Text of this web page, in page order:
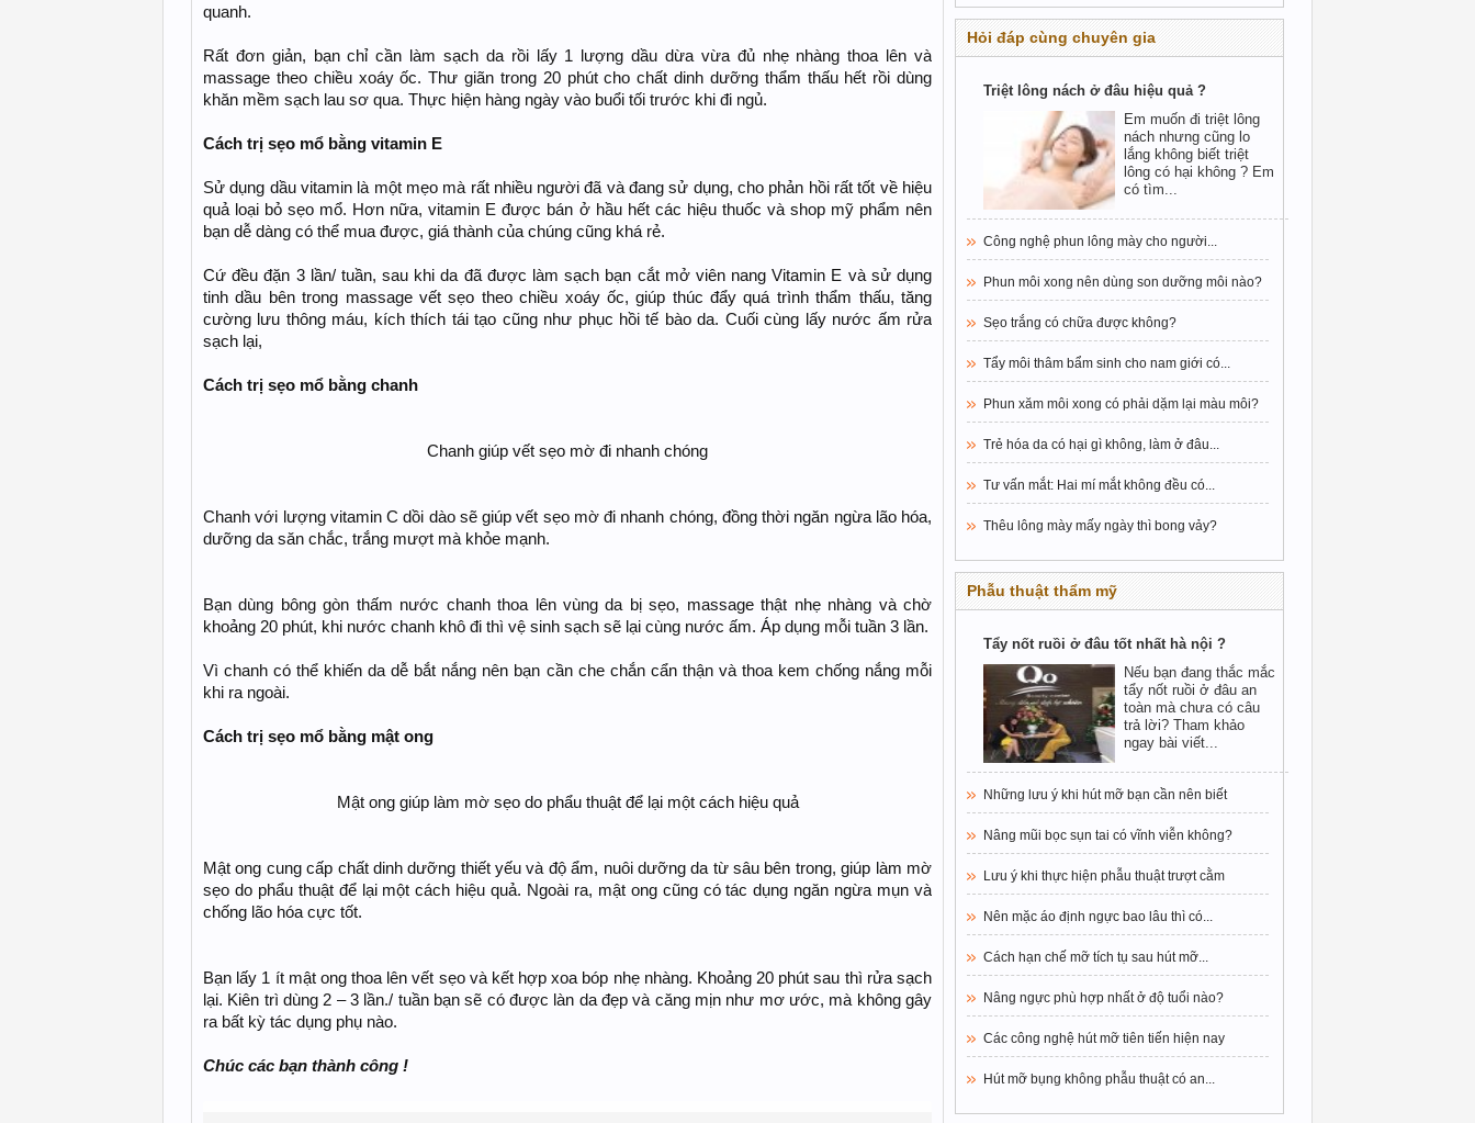
quanh.
Rất đơn giản, bạn chỉ cần làm sạch da rồi lấy 1 lượng dầu dừa vừa đủ nhẹ nhàng thoa lên và
massage theo chiều xoáy ốc. Thư giãn trong 20 phút cho chất dinh dưỡng thẩm thấu hết rồi dùng
khăn mềm sạch lau sơ qua. Thực hiện hàng ngày vào buổi tối trước khi đi ngủ.
Cách trị sẹo mổ bằng vitamin E
Sử dụng dầu vitamin là một mẹo mà rất nhiều người đã và đang sử dụng, cho phản hồi rất tốt về hiệu
quả loại bỏ sẹo mổ. Hơn nữa, vitamin E được bán ở hầu hết các hiệu thuốc và shop mỹ phẩm nên
bạn dễ dàng có thể mua được, giá thành của chúng cũng khá rẻ.
Cứ đều đặn 3 lần/ tuần, sau khi da đã được làm sạch bạn cắt mở viên nang Vitamin E và sử dụng
tinh dầu bên trong massage vết sẹo theo chiều xoáy ốc, giúp thúc đẩy quá trình thẩm thấu, tăng
cường lưu thông máu, kích thích tái tạo cũng như phục hồi tế bào da. Cuối cùng lấy nước ấm rửa
sạch lại,
Cách trị sẹo mổ bằng chanh
Chanh giúp vết sẹo mờ đi nhanh chóng
Chanh với lượng vitamin C dồi dào sẽ giúp vết sẹo mờ đi nhanh chóng, đồng thời ngăn ngừa lão hóa,
dưỡng da săn chắc, trắng mượt mà khỏe mạnh.
Bạn dùng bông gòn thấm nước chanh thoa lên vùng da bị sẹo, massage thật nhẹ nhàng và chờ
khoảng 20 phút, khi nước chanh khô đi thì vệ sinh sạch sẽ lại cùng nước ấm. Áp dụng mỗi tuần 3 lần.
Vì chanh có thể khiến da dễ bắt nắng nên bạn cần che chắn cẩn thận và thoa kem chống nắng mỗi
khi ra ngoài.
Cách trị sẹo mổ bằng mật ong
Mật ong giúp làm mờ sẹo do phẩu thuật để lại một cách hiệu quả
Mật ong cung cấp chất dinh dưỡng thiết yếu và độ ẩm, nuôi dưỡng da từ sâu bên trong, giúp làm mờ
sẹo do phẩu thuật để lại một cách hiệu quả. Ngoài ra, mật ong cũng có tác dụng ngăn ngừa mụn và
chống lão hóa cực tốt.
Bạn lấy 1 ít mật ong thoa lên vết sẹo và kết hợp xoa bóp nhẹ nhàng. Khoảng 20 phút sau thì rửa sạch
lại. Kiên trì dùng 2 – 3 lần./ tuần bạn sẽ có được làn da đẹp và căng mịn như mơ ước, mà không gây
ra bất kỳ tác dụng phụ nào.
Chúc các bạn thành công !
Hỏi đáp cùng chuyên gia
Triệt lông nách ở đâu hiệu quả ?
Em muốn đi triệt lông
nách nhưng cũng lo
lắng không biết triệt
lông có hại không ? Em
có tìm...
Công nghệ phun lông mày cho người...
Phun môi xong nên dùng son dưỡng môi nào?
Sẹo trắng có chữa được không?
Tẩy môi thâm bẩm sinh cho nam giới có...
Phun xăm môi xong có phải dặm lại màu môi?
Trẻ hóa da có hại gì không, làm ở đâu...
Tư vấn mắt: Hai mí mắt không đều có...
Thêu lông mày mấy ngày thì bong vảy?
Phẫu thuật thẩm mỹ
Tẩy nốt ruồi ở đâu tốt nhất hà nội ?
Nếu bạn đang thắc mắc
tẩy nốt ruồi ở đâu an
toàn mà chưa có câu
trả lời? Tham khảo
ngay bài viết...
Những lưu ý khi hút mỡ bạn cần nên biết
Nâng mũi bọc sụn tai có vĩnh viễn không?
Lưu ý khi thực hiện phẫu thuật trượt cằm
Nên mặc áo định ngực bao lâu thì có...
Cách hạn chế mỡ tích tụ sau hút mỡ...
Nâng ngực phù hợp nhất ở độ tuổi nào?
Các công nghệ hút mỡ tiên tiến hiện nay
Hút mỡ bụng không phẫu thuật có an...